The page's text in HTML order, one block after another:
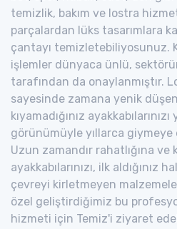
temizlik, bakım ve lostra
parçalardan lüks tasarımlara
çantayı temizletebiliyosunuz.
işlemler dünyaca ünlü,
tarafından da onaylanmıştır.
sayesinde zamana yenik
kıyamadığınız ayakkabılarınızı
görünümüyle yıllarca
Uzun zamandır rahatlığına ve
ayakkabılarınızı, ilk aldığınız
çevreyi kirletmeyen
özel geliştirdiğimiz bu
hizmeti için Temiz'i ziyaret